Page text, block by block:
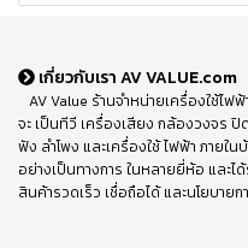
เกี่ยวกับเรา AV VALUE.com
AV Value ร้านจำหน่ายเครื่องใช้ไ
จะ เป็นทีวี เครื่องเสียง กล้องวงจร
ฟัง ลำโพง และเครื่องใช้ ไฟฟ้า ภายใ
อย่างเป็นทางการ ในหลายยี่ห้อ และ
สินค้ารวดเร็ว เชื่อถือได้ และนโยบาย